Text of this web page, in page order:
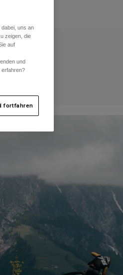
uns an
zeigen, die
auf
und
erfahren?
fortfahren